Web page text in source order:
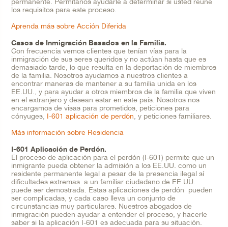
los requisitos para este proceso.
Aprenda más sobre Acción Diferida
Casos de Inmigración Basados en la Familia.
Con frecuencia vemos clientes que tenían vías para la
inmigración de sus seres queridos y no actúan hasta que es
demasiado tarde, lo que resulta en la deportación de miembros
de la familia. Nosotros ayudamos a nuestros clientes a
encontrar maneras de mantener a su familia unida en los
EE.UU., y para ayudar a otros miembros de la familia que viven
en el extranjero y desean estar en este país. Nosotros nos
encargamos de visas para prometidos, peticiones para
cónyuges, I-601 aplicación de perdón , y peticiones familiares.
Más información sobre Residencia
I-601 Aplicación de Perdón.
El proceso de aplicación para el perdón (I-601) permite que un
inmigrante pueda obtener la admisión a los EE.UU. como un
residente permanente legal a pesar de la presencia ilegal sí
dificultades extremas a un familiar ciudadano de EE.UU.
puede ser demostrada. Estas aplicaciones de perdón pueden
ser complicadas, y cada caso lleva un conjunto de
circunstancias muy particulares. Nuestros abogados de
inmigración pueden ayudar a entender el proceso, y hacerle
saber si la aplicación I-601 es adecuada para su situación.